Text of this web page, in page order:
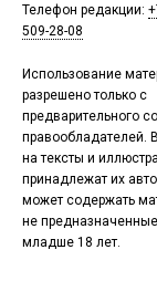
Телефон редакции:
509-28-08
Использование
разрешено только с
предварительного
правообладателей.
на тексты и
принадлежат их
может содержать
не
младше 18 лет.